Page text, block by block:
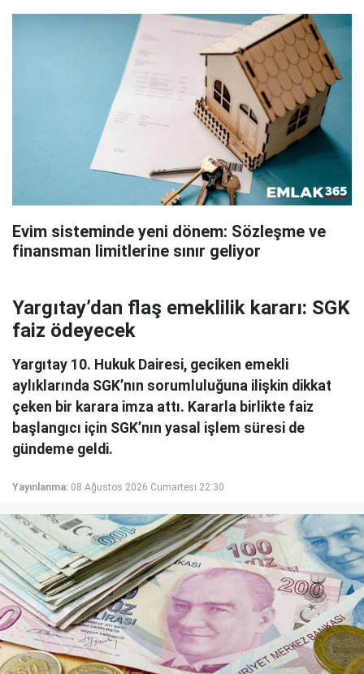
Evim sisteminde yeni dönem: Sözleşme ve
finansman limitlerine sınır geliyor
Yargıtay’dan flaş emeklilik kararı: SGK
faiz ödeyecek
Yargıtay 10. Hukuk Dairesi, geciken emekli
aylıklarında SGK’nın sorumluluğuna ilişkin dikkat
çeken bir karara imza attı. Kararla birlikte faiz
başlangıcı için SGK’nın yasal işlem süresi de
gündeme geldi.
Yayınlanma: 08 Ağustos 2026 Cumartesi 22:30